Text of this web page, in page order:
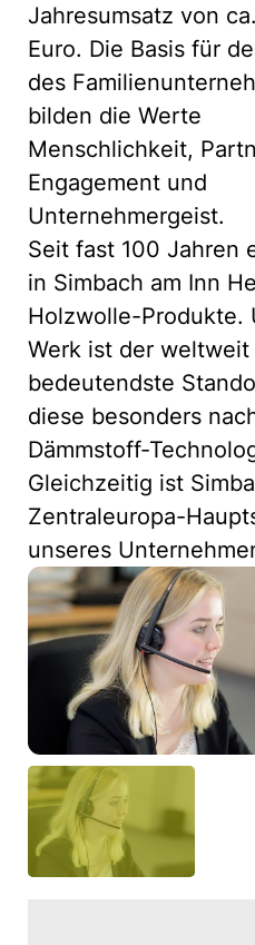
Jahresumsatz von
Euro. Die Basis für
des
bilden die Werte
Menschlichkeit,
Engagement und
Unternehmergeist.
Seit fast 100 Jahren
in Simbach am Inn
Holzwolle-Produkte.
Werk ist der weltweit
bedeutendste
diese besonders
Dämmstoff-
Gleichzeitig ist
Zentraleuropa-
unseres